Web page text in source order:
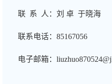
联 系 人：刘 卓 于晓海
联系电话： 85167056
电子邮箱：